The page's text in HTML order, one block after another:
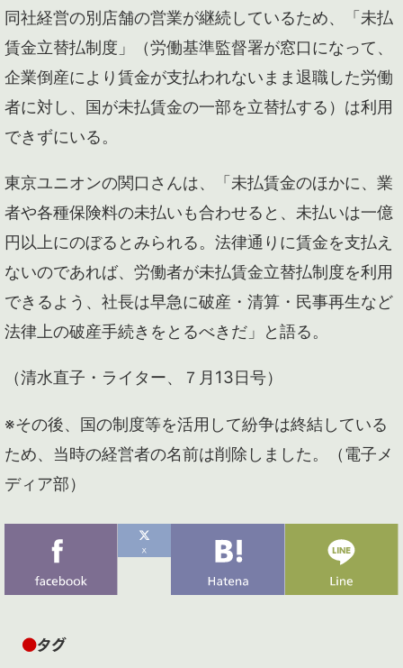
同社経営の別店舗の営業が継続しているため、「未払
賃金立替払制度」（労働基準監督署が窓口になって、
企業倒産により賃金が支払われないまま退職した労働
者に対し、国が未払賃金の一部を立替払する）は利用
できずにいる。
東京ユニオンの関口さんは、「未払賃金のほかに、業
者や各種保険料の未払いも合わせると、未払いは一億
円以上にのぼるとみられる。法律通りに賃金を支払え
ないのであれば、労働者が未払賃金立替払制度を利用
できるよう、社長は早急に破産・清算・民事再生など
法律上の破産手続きをとるべきだ」と語る。
（清水直子・ライター、７月13日号）
※その後、国の制度等を活用して紛争は終結している
ため、当時の経営者の名前は削除しました。（電子メ
ディア部）
●タグ